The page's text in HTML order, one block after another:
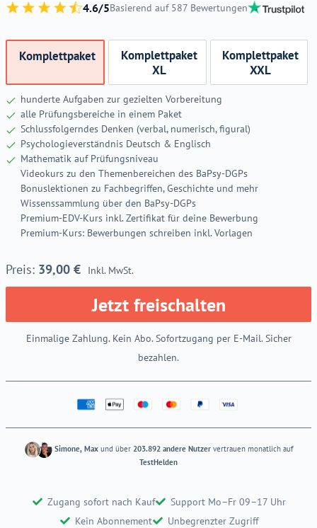
4.6/5Basierend auf 587 Bewertungen
Komplettpaket
Komplettpaket
XL
Komplettpaket
XXL
hunderte Aufgaben zur gezielten Vorbereitung
alle Prüfungsbereiche in einem Paket
️Schlussfolgerndes Denken (verbal, numerisch, figural)
️Psychologieverständnis Deutsch & Englisch
️Mathematik auf Prüfungsniveau
️Videokurs zu den Themenbereichen des BaPsy-DGPs
Bonuslektionen zu Fachbegriffen, Geschichte und mehr
Wissenssammlung über den BaPsy-DGPs
️Premium-EDV-Kurs inkl. Zertifikat für deine Bewerbung
Premium-Kurs: Bewerbungen schreiben inkl. Vorlagen
39,00 € Inkl. MwSt.
Jetzt freischalten
Einmalige Zahlung. Kein Abo. Sofortzugang per E-Mail. Sicher
bezahlen.
Simone, Maxund über 203.892 andere Nutzervertrauen monatlich auf
TestHelden
Zugang sofort nach Kauf
Support Mo–Fr 09–17 Uhr
Kein Abonnement
Unbegrenzter Zugriff